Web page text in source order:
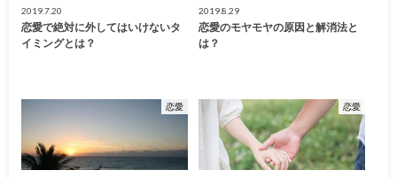
2019.7.20
恋愛で絶対に外してはいけないタ
イミングとは？
2019.8.29
恋愛のモヤモヤの原因と解消法と
は？
恋愛 恋愛